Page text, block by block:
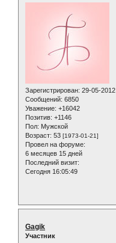
Зарегистрирован: 29-05-2012
Сообщений: 6850
Уважение: +16042
Позитив: +1146
Пол: Мужской
Возраст: 53 [1973-01-21]
Провел на форуме:
6 месяцев 15 дней
Последний визит:
Сегодня 16:05:49
Gagik
Участник